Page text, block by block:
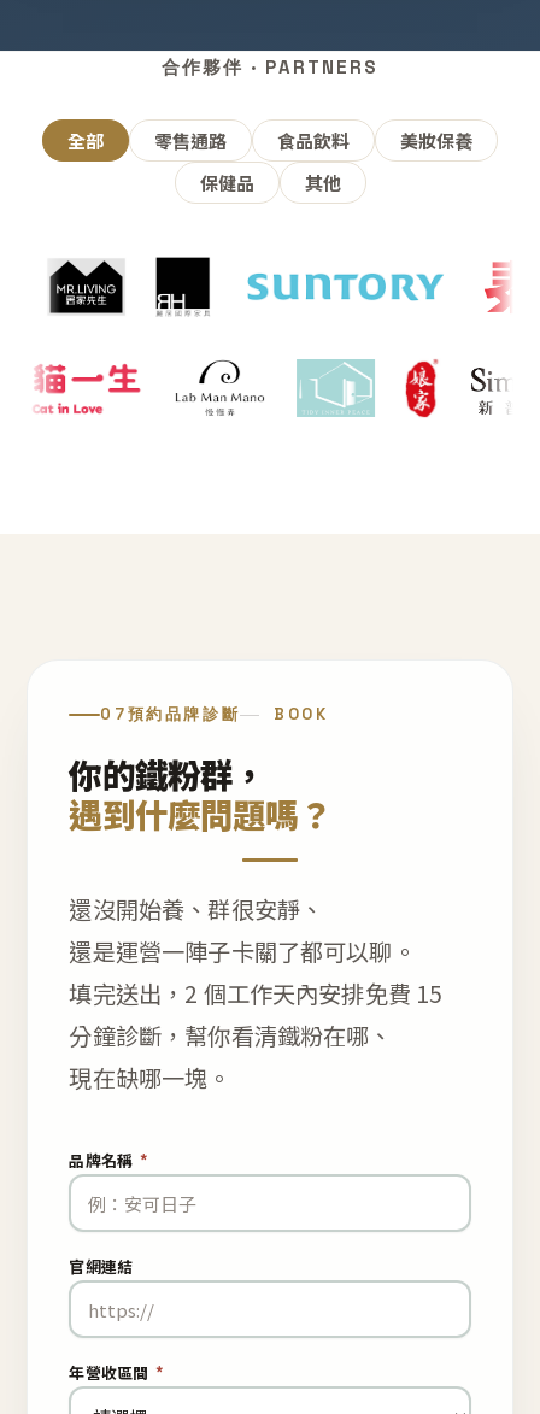
合作夥伴 · PARTNERS
全部 零售通路 食品飲料
美妝保養
保健品
其他
07預約品牌診斷 BOOK
你的鐵粉群，
遇到什麼問題嗎？
還沒開始養、群很安靜、
還是運營一陣子卡關了都可以聊。
填完送出，2 個工作天內安排免費 15
分鐘診斷，幫你看清鐵粉在哪、
現在缺哪一塊。
品牌名稱 *
官網連結
年營收區間 *